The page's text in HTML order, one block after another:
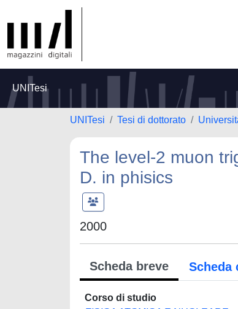
UNITesi
UNITesi Tesi di dottorato
The level-2 muon
D. in phisics
2000
Scheda breve Scheda
Corso di studio